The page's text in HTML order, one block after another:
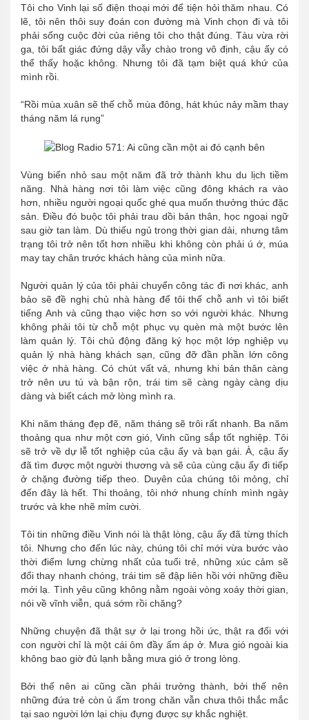
Tôi cho Vinh lại số điện thoại mới để tiện hỏi thăm nhau. Có
lẽ, tôi nên thôi suy đoán con đường mà Vinh chọn đi và tôi
phải sống cuộc đời của riêng tôi cho thật đúng. Tàu vừa rời
ga, tôi bất giác đứng dậy vẫy chào trong vô định, cậu ấy có
thể thấy hoặc không. Nhưng tôi đã tạm biệt quá khứ của
mình rồi.
“Rồi mùa xuân sẽ thế chỗ mùa đông, hát khúc nảy mầm thay
tháng năm lá rụng”
Vùng biển nhỏ sau một năm đã trở thành khu du lịch tiềm
năng. Nhà hàng nơi tôi làm việc cũng đông khách ra vào
hơn, nhiều người ngoại quốc ghé qua muốn thưởng thức đặc
sản. Điều đó buộc tôi phải trau dồi bản thân, học ngoại ngữ
sau giờ tan làm. Dù thiếu ngủ trong thời gian dài, nhưng tâm
trạng tôi trở nên tốt hơn nhiều khi không còn phải ú ớ, múa
may tay chân trước khách hàng của mình nữa.
Người quản lý của tôi phải chuyển công tác đi nơi khác, anh
bảo sẽ đề nghị chủ nhà hàng để tôi thế chỗ anh vì tôi biết
tiếng Anh và cũng thạo việc hơn so với người khác. Nhưng
không phải tôi từ chỗ một phục vụ quèn mà một bước lên
làm quản lý. Tôi chủ động đăng ký học một lớp nghiệp vụ
quản lý nhà hàng khách sạn, cũng đỡ đần phần lớn công
việc ở nhà hàng. Có chút vất vả, nhưng khi bản thân càng
trở nên ưu tú và bận rộn, trái tim sẽ càng ngày càng dịu
dàng và biết cách mở lòng mình ra.
Khi năm tháng đẹp đẽ, năm tháng sẽ trôi rất nhanh. Ba năm
thoảng qua như một cơn gió, Vinh cũng sắp tốt nghiệp. Tôi
sẽ trở về dự lễ tốt nghiệp của cậu ấy và bạn gái. À, cậu ấy
đã tìm được một người thương và sẽ của cùng cậu ấy đi tiếp
ở chặng đường tiếp theo. Duyên của chúng tôi mỏng, chỉ
đến đây là hết. Thi thoảng, tôi nhớ nhung chính mình ngày
trước và khe nhẽ mỉm cười.
Tôi tin những điều Vinh nói là thật lòng, cậu ấy đã từng thích
tôi. Nhưng cho đến lúc này, chúng tôi chỉ mới vừa bước vào
thời điểm lưng chừng nhất của tuổi trẻ, những xúc cảm sẽ
đổi thay nhanh chóng, trái tim sẽ đập liên hồi với những điều
mới lạ. Tình yêu cũng không nằm ngoài vòng xoáy thời gian,
nói về vĩnh viễn, quá sớm rồi chăng?
Những chuyện đã thật sự ở lại trong hồi ức, thật ra đối với
con người chỉ là một cái ôm đầy ấm áp ở. Mưa gió ngoài kia
không bao giờ đủ lạnh bằng mưa gió ở trong lòng.
Bởi thế nên ai cũng cần phải trưởng thành, bởi thế nên
những đứa trẻ còn ủ ấm trong chăn vẫn chưa thôi thắc mắc
tại sao người lớn lại chịu đựng được sự khắc nghiệt.